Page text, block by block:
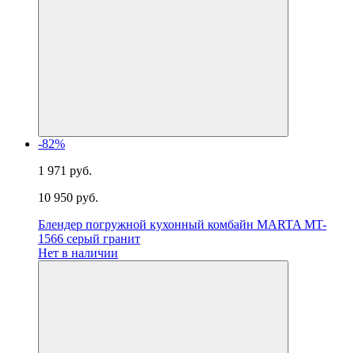
-82%
1 971 руб.
10 950 руб.
Блендер погружной кухонный комбайн MARTA MT-
1566 серый гранит
Нет в наличии